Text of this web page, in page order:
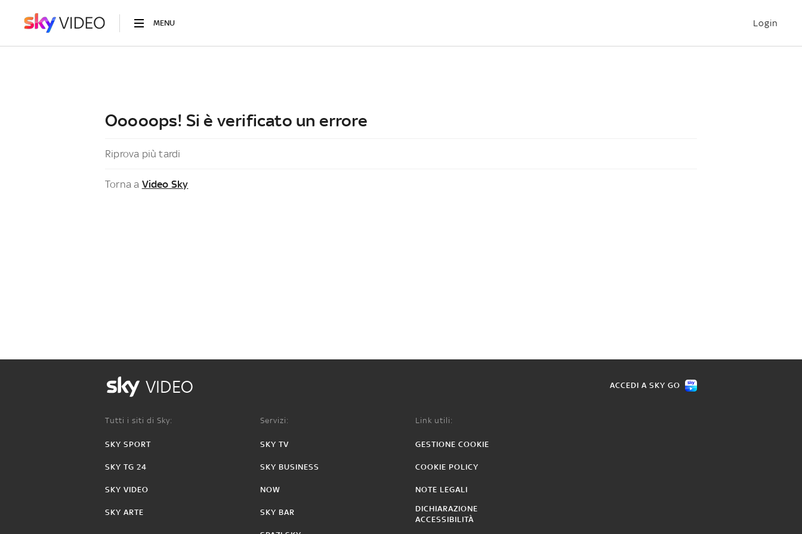
MENU Login
Ooooops! Si è verificato un errore
Riprova più tardi
Torna a Video Sky
VIDEO ACCEDI A SKY GO
Tutti i siti di Sky:
SKY SPORT
SKY TG 24
SKY VIDEO
SKY ARTE
Servizi:
SKY TV
SKY BUSINESS
NOW
SKY BAR
Link utili:
GESTIONE COOKIE
COOKIE POLICY
NOTE LEGALI
DICHIARAZIONE
ACCESSIBILITÀ